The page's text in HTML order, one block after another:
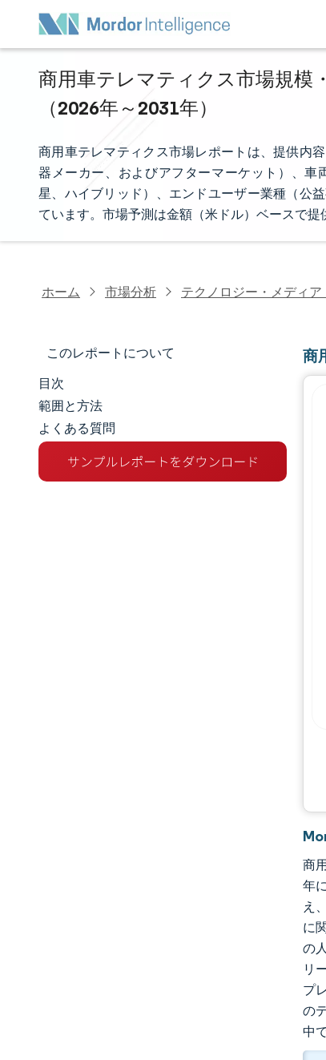
商用車テレマティクス市場規模
（2026年～2031年）
商用車テレマティクス市場レポートは、提供内
器メーカー、およびアフターマーケット）、
星、ハイブリッド）、エンドユーザー業種（公
ています。市場予測は金額（米ドル）ベースで提
ホーム 市場分析 テクノロジー・メディア
このレポートについて
市場規模とシェア
市場分析
トレンドとインサイト
目次
範囲と方法
よくある質問
商
商
年
え
に
の
リ
プ
の
中